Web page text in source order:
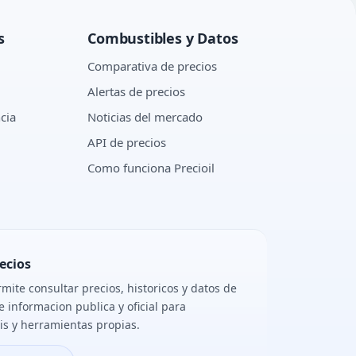
Combustibles y Datos
Comparativa de precios
Alertas de precios
Noticias del mercado
API de precios
Como funciona Precioil
consultar precios, historicos y datos de
informacion publica y oficial para
y herramientas propias.